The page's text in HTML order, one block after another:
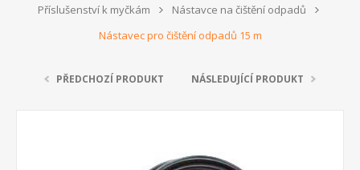
Příslušenství k myčkám
Nástavce na čištění odpadů
Nástavec pro čištění odpadů 15 m
PŘEDCHOZÍ PRODUKT NÁSLEDUJÍCÍ PRODUKT